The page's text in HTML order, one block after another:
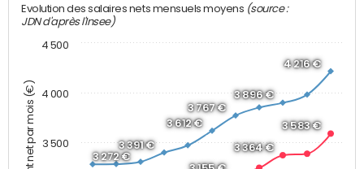
Montant net par mois (€)
Evolution des salaires nets mensuels moyens (source :
JDN d'après l'Insee)
3 364 €
3 583 €
3 272 €
3 391 €
3 612 €
3 767 €
3 896 €
4 216 €
3 500
4 000
4 500